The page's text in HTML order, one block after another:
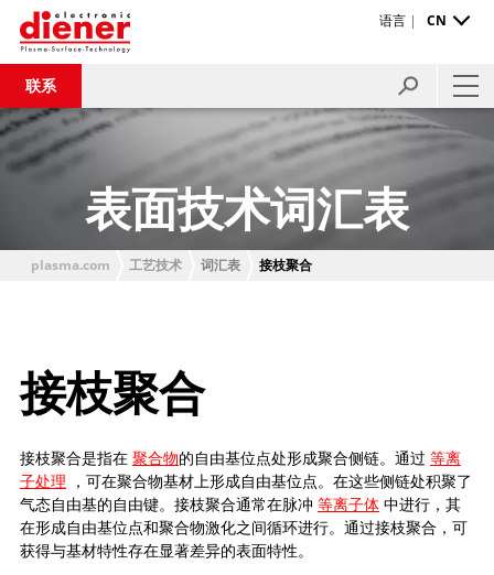
联系
语言 | CN
表面技术词汇表
plasma.com 工艺技术 词汇表 接枝聚合
接枝聚合
接枝聚合是指在 聚合物的自由基位点处形成聚合侧链。通过 等离
子处理 ，可在聚合物基材上形成自由基位点。在这些侧链处积聚了
气态自由基的自由键。接枝聚合通常在脉冲 等离子体中进行，其
在形成自由基位点和聚合物激化之间循环进行。通过接枝聚合，可
获得与基材特性存在显著差异的表面特性。